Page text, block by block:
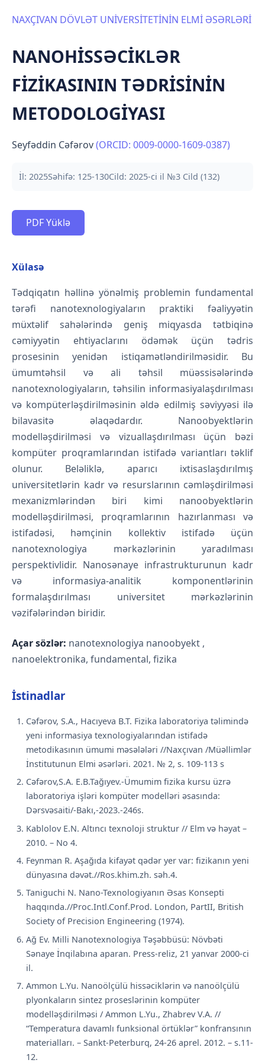
NAXÇIVAN DÖVLƏT UNİVERSİTETİNİN ELMİ ƏSƏRLƏRİ
NANOHİSSƏCİKLƏR
FİZİKASININ TƏDRİSİNİN
METODOLOGİYASI
Seyfəddin Cəfərov(ORCID: 0009-0000-1609-0387)
İl: 2025Səhifə: 125-130Cild: 2025-ci il №3 Cild (132)
PDF Yüklə
Xülasə
Tədqiqatın həllinə yönəlmiş problemin fundamental
tərəfi nanotexnologiyaların praktiki fəaliyyətin
müxtəlif sahələrində geniş miqyasda tətbiqinə
cəmiyyətin ehtiyaclarını ödəmək üçün tədris
prosesinin yenidən istiqamətləndirilməsidir. Bu
ümumtəhsil və ali təhsil müəssisələrində
nanotexnologiyaların, təhsilin informasiyalaşdırılması
və kompüterləşdirilməsinin əldə edilmiş səviyyəsi ilə
bilavasitə əlaqədardır. Nanoobyektlərin
modelləşdirilməsi və vizuallaşdırılması üçün bəzi
kompüter proqramlarından istifadə variantları təklif
olunur. Beləliklə, aparıcı ixtisaslaşdırılmış
universitetlərin kadr və resurslarının cəmləşdirilməsi
mexanizmlərindən biri kimi nanoobyektlərin
modelləşdirilməsi, proqramlarının hazırlanması və
istifadəsi, həmçinin kollektiv istifadə üçün
nanotexnologiya mərkəzlərinin yaradılması
perspektivlidir. Nanosənaye infrastrukturunun kadr
və informasiya-analitik komponentlərinin
formalaşdırılması universitet mərkəzlərinin
vəzifələrindən biridir.
Açar sözlər: nanotexnologiya nanoobyekt ,
nanoelektronika, fundamental, fizika
İstinadlar
Cəfərov, S.A., Hacıyeva B.T. Fizika laboratoriya təlimində
yeni informasiya texnologiyalarından istifadə
metodikasının ümumi məsələləri //Naxçıvan /Müəllimlər
İnstitutunun Elmi əsərləri. 2021. № 2, s. 109-113 s
Cəfərov,S.A. E.B.Tağıyev.-Ümumim fizika kursu üzrə
laboratoriya işləri kompüter modelləri əsasında:
Dərsvəsaiti/-Bakı,-2023.-246s.
Kablolov E.N. Altıncı texnoloji struktur // Elm və həyat –
2010. – No 4.
Feynman R. Aşağıda kifayət qədər yer var: fizikanın yeni
dünyasına dəvət.//Ros.khim.zh. səh.4.
Taniguchi N. Nano-Texnologiyanın Əsas Konsepti
haqqında.//Proc.Intl.Conf.Prod. London, PartII, British
Society of Precision Engineering (1974).
Ağ Ev. Milli Nanotexnologiya Təşəbbüsü: Növbəti
Sənaye İnqilabına aparan. Press-reliz, 21 yanvar 2000-ci
il.
Ammon L.Yu. Nanoölçülü hissəciklərin və nanoölçülü
plyonkaların sintez proseslərinin kompüter
modelləşdirilməsi / Ammon L.Yu., Zhabrev V.A. //
“Temperatura davamlı funksional örtüklər” konfransının
materialları. – Sankt-Peterburq, 24-26 aprel. 2012. – s.11-
12.